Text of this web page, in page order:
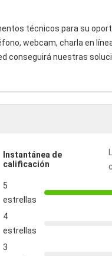
técnicos para su
webcam, charla en
conseguirá nuestras
Instantánea de
calificación
5
estrellas
4
estrellas
3